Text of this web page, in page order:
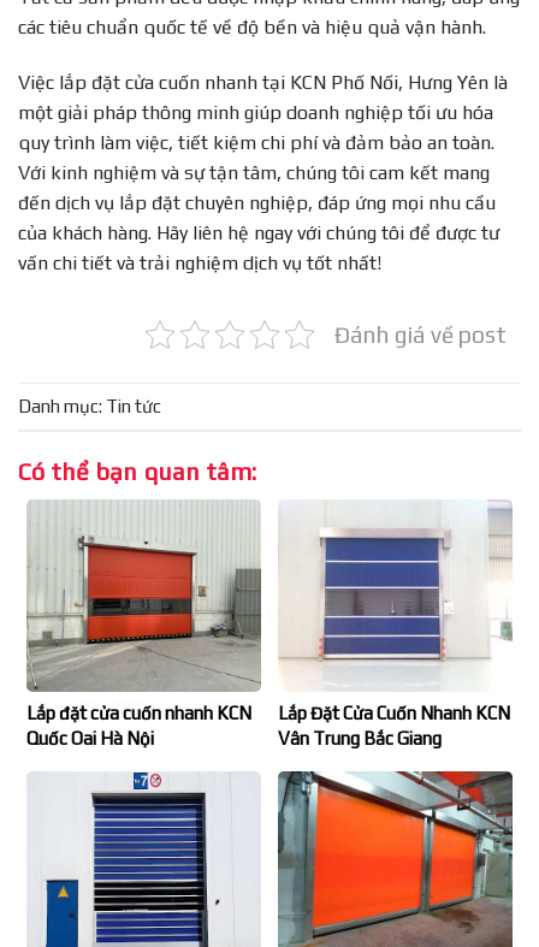
các tiêu chuẩn quốc tế về độ bền và hiệu quả vận hành.
Việc lắp đặt cửa cuốn nhanh tại KCN Phố Nối, Hưng Yên là
một giải pháp thông minh giúp doanh nghiệp tối ưu hóa
quy trình làm việc, tiết kiệm chi phí và đảm bảo an toàn.
Với kinh nghiệm và sự tận tâm, chúng tôi cam kết mang
đến dịch vụ lắp đặt chuyên nghiệp, đáp ứng mọi nhu cầu
của khách hàng. Hãy liên hệ ngay với chúng tôi để được tư
vấn chi tiết và trải nghiệm dịch vụ tốt nhất!
Đánh giá về post
Danh mục: Tin tức
Có thể bạn quan tâm:
Lắp đặt cửa cuốn nhanh KCN
Quốc Oai Hà Nội
Lắp Đặt Cửa Cuốn Nhanh KCN
Vân Trung Bắc Giang